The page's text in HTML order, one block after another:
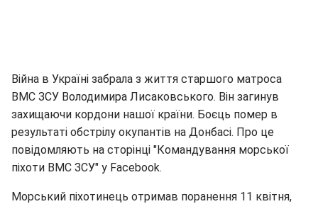
Війна в Україні забрала з життя старшого матроса
ВМС ЗСУ Володимира Лисаковського. Він загинув
захищаючи кордони нашої країни. Боєць помер в
результаті обстрілу окупантів на Донбасі. Про це
повідомляють на сторінці "Командування морської
піхоти ВМС ЗСУ" у Facebook.
Морський піхотинець отримав поранення 11 квітня,